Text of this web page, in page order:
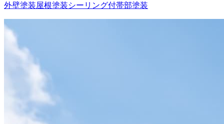
外壁塗装屋根塗装シーリング付帯部塗装